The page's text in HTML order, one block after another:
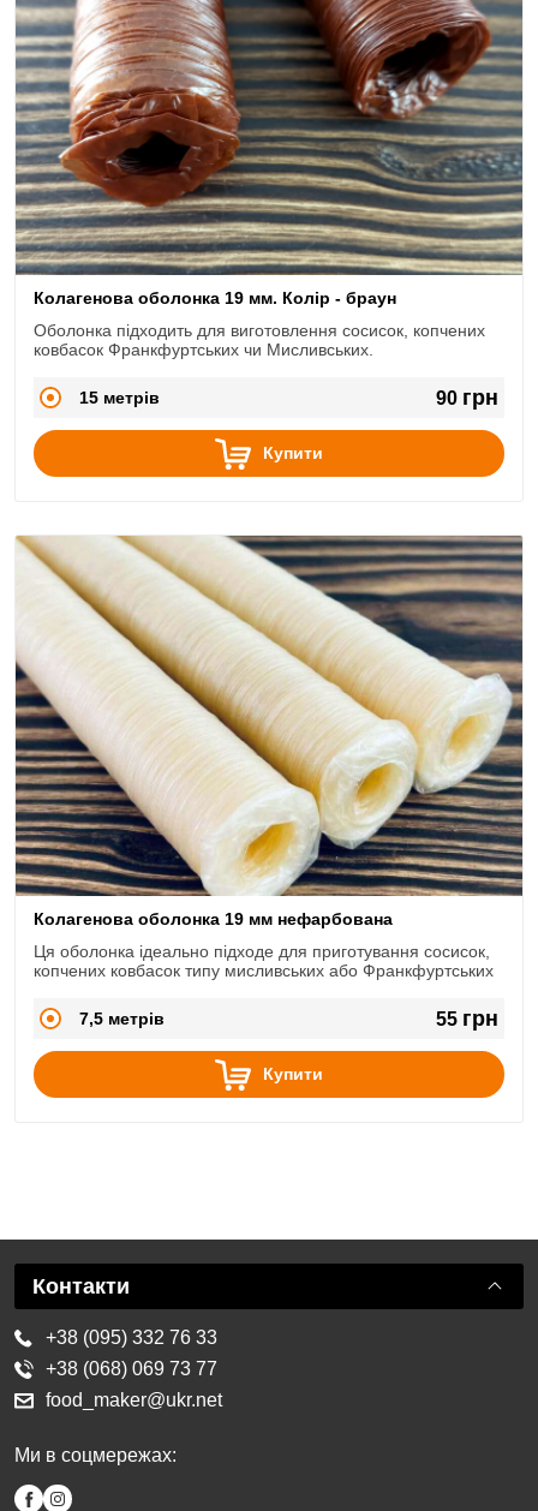
Колагенова оболонка 19 мм. Колір - браун
Оболонка підходить для виготовлення сосисок, копчених
15 метрів 90 грн
Купити
Колагенова оболонка 19 мм нефарбована
Ця оболонка ідеально підходе для приготування сосисок,
7,5 метрів 55 грн
Купити
Контакти
+38 (095) 332 76 33
+38 (068) 069 73 77
food_maker@ukr.net
Ми в соцмережах: